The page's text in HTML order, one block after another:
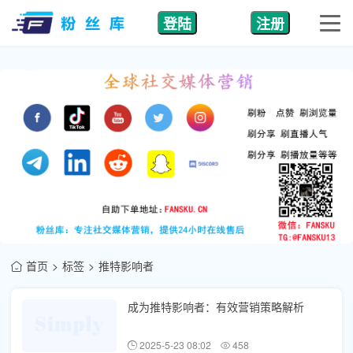
登陆 注册
首页 标签 推特影响者
成为推特影响者：有效营销策略解析
2025-5-23 08:02 458